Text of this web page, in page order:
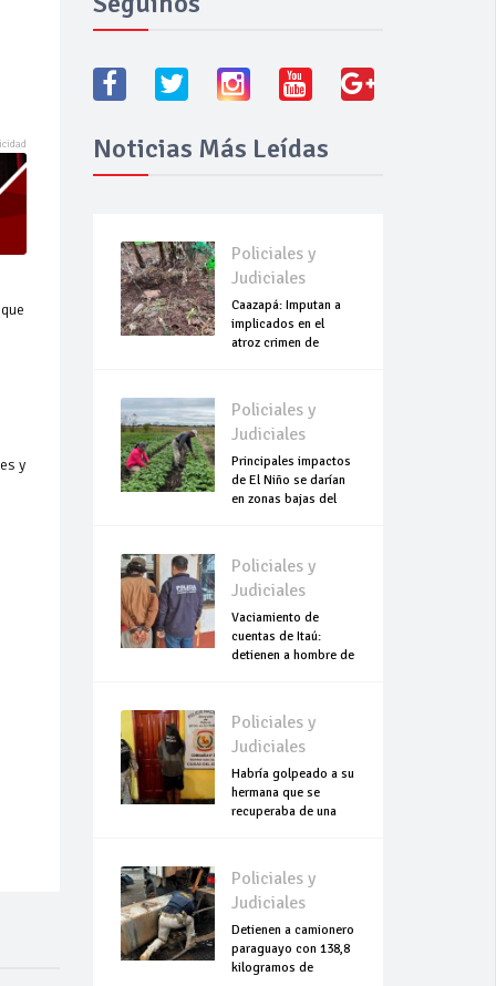
y
Noticias Más Leídas
Policiales y
Judiciales
Caazapá: Imputan a
implicados en el
atroz crimen de
Policiales y
Judiciales
Principales impactos
de El Niño se darían
en zonas bajas del
Policiales y
Judiciales
Vaciamiento de
cuentas de Itaú:
detienen a hombre de
Policiales y
Judiciales
Habría golpeado a su
hermana que se
recuperaba de una
Policiales y
Judiciales
Detienen a camionero
paraguayo con 138,8
kilogramos de